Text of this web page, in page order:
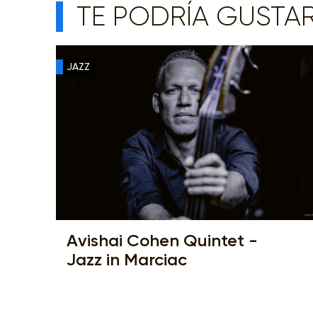
TE PODRÍA
JAZZ
Avishai Cohen Quintet -
Jazz in Marciac